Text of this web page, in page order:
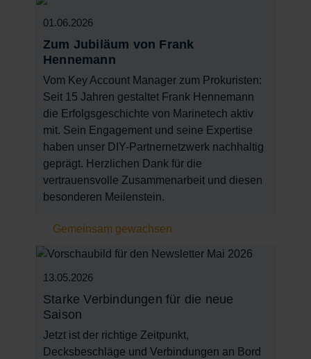
01.06.2026
Zum Jubiläum von Frank
Hennemann
Vom Key Account Manager zum Prokuristen:
Seit 15 Jahren gestaltet Frank Hennemann
die Erfolgsgeschichte von Marinetech aktiv
mit. Sein Engagement und seine Expertise
haben unser DIY-Partnernetzwerk nachhaltig
geprägt. Herzlichen Dank für die
vertrauensvolle Zusammenarbeit und diesen
besonderen Meilenstein.
Gemeinsam gewachsen
13.05.2026
Starke Verbindungen für die neue
Saison
Jetzt ist der richtige Zeitpunkt,
Decksbeschläge und Verbindungen an Bord